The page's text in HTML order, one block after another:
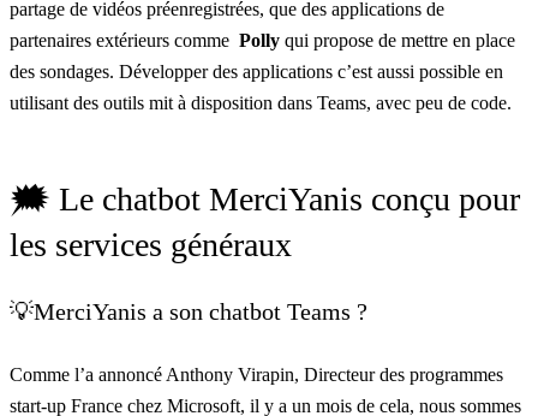
partage de vidéos préenregistrées, que des applications de
partenaires extérieurs comme Polly qui propose de mettre en place
des sondages. Développer des applications c’est aussi possible en
utilisant des outils mit à disposition dans Teams, avec peu de code.
🗯️ Le chatbot MerciYanis conçu pour
les services généraux
💡MerciYanis a son chatbot Teams ?
Comme l’a annoncé Anthony Virapin, Directeur des programmes
start-up France chez Microsoft, il y a un mois de cela, nous sommes